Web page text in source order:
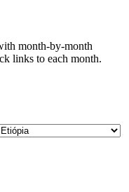
month-by-month
links to each month.